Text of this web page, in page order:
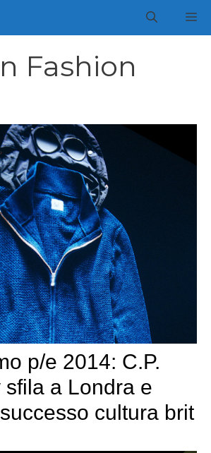
Fashion
p/e 2014: C.P.
sfila a Londra e
cultura brit